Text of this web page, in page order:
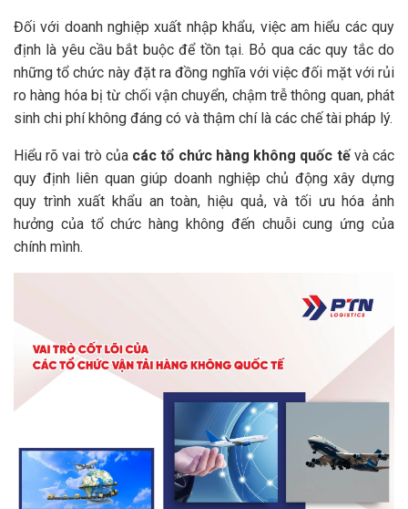
Đối với doanh nghiệp xuất nhập khẩu, việc am hiểu các quy
định là yêu cầu bắt buộc để tồn tại. Bỏ qua các quy tắc do
những tổ chức này đặt ra đồng nghĩa với việc đối mặt với rủi
ro hàng hóa bị từ chối vận chuyển, chậm trễ thông quan, phát
sinh chi phí không đáng có và thậm chí là các chế tài pháp lý.
Hiểu rõ vai trò của các tổ chức hàng không quốc tếvà các
quy định liên quan giúp doanh nghiệp chủ động xây dựng
quy trình xuất khẩu an toàn, hiệu quả, và tối ưu hóa ảnh
hưởng của tổ chức hàng không đến chuỗi cung ứng của
chính mình.